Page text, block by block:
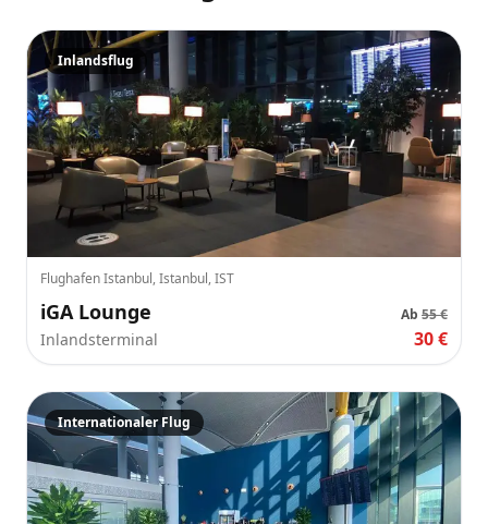
TOTAL
42EUR
Crypto
Zahlen
Zur Kasse
Karte/ApplePay
Inlandsflug
Flughafen Istanbul, Istanbul, IST
iGA Lounge Ab 55 €
Inlandsterminal 30 €
Internationaler Flug